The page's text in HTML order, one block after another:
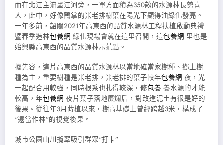
而在北江主流墨江河旁，一單方面積為350畝的水源林長勢喜
人，此中，好像鶴掌的米老排樹葉在陽光下顯得油綠化發亮。
一年多前，韶關2021年高東西的品質水源林工程扶植啟動典禮
暨春季造林包養網 綠化現場會就在這里召開，這包養網 里也是
始興縣高東西的品質水源林示范點。
據先容，這片高東西的品質水源林以當地確當家樹種、鄉土樹
種為主，重要樹種是米老排，米老排的葉子較年包養網 夜，光
一起配合用較強，同時根系也扎得較深，修包養 養水源的才能
較高，年包養網 夜片葉子落地糜爛后，對改進泥土有很是好的
後果。從往年3月蒔植以來，樹高基礎上曾經跨越3米，構成了
“遠當作林”的視覺後果。
城市公園山川攬翠吸引群眾“打卡”